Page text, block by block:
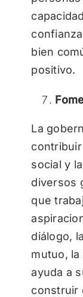
bien
positivo.
La
social y
diversos
que
diálogo,
mutuo,
ayuda a
construir